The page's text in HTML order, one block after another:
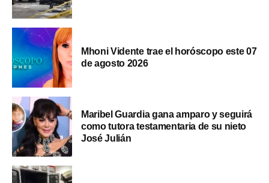
Mhoni Vidente trae el horóscopo este 07
de agosto 2026
Maribel Guardia gana amparo y seguirá
como tutora testamentaria de su nieto
José Julián